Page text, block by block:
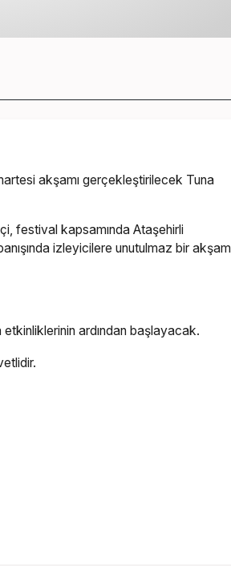
akşamı gerçekleştirilecek Tuna
festival kapsamında Ataşehirli
izleyicilere unutulmaz bir akşam
ardından başlayacak.